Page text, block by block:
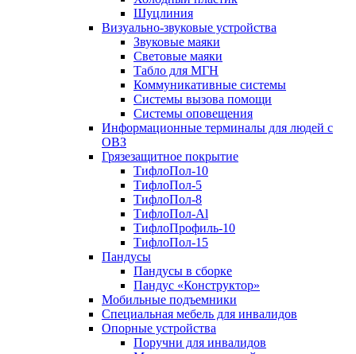
Шуцлиния
Визуально-звуковые устройства
Звуковые маяки
Световые маяки
Табло для МГН
Коммуникативные системы
Системы вызова помощи
Системы оповещения
Информационные терминалы для людей с
ОВЗ
Грязезащитное покрытие
ТифлоПол-10
ТифлоПол-5
ТифлоПол-8
ТифлоПол-Al
ТифлоПрофиль-10
ТифлоПол-15
Пандусы
Пандусы в сборке
Пандус «Конструктор»
Мобильные подъемники
Специальная мебель для инвалидов
Опорные устройства
Поручни для инвалидов